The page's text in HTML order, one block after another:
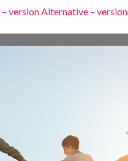
version Alternative – version